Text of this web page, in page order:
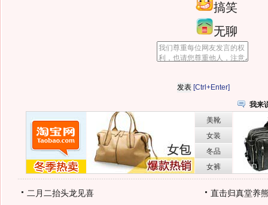
搞笑
无聊
[Ctrl+Enter]
我来
二月二抬头龙见喜 直击归真堂养